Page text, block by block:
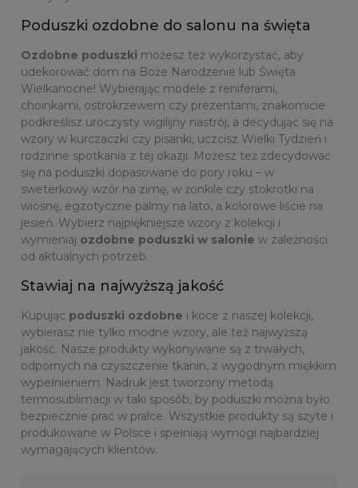
Poduszki ozdobne do salonu na święta
Ozdobne poduszki możesz też wykorzystać, aby
udekorować dom na Boże Narodzenie lub Święta
Wielkanocne! Wybierając modele z reniferami,
choinkami, ostrokrzewem czy prezentami, znakomicie
podkreślisz uroczysty wigilijny nastrój, a decydując się na
wzory w kurczaczki czy pisanki, uczcisz Wielki Tydzień i
rodzinne spotkania z tej okazji. Możesz też zdecydować
się na poduszki dopasowane do pory roku – w
sweterkowy wzór na zimę, w żonkile czy stokrotki na
wiosnę, egzotyczne palmy na lato, a kolorowe liście na
jesień. Wybierz najpiękniejsze wzory z kolekcji i
wymieniaj ozdobne poduszki w salonie w zależności
od aktualnych potrzeb.
Stawiaj na najwyższą jakość
Kupując poduszki ozdobne i koce z naszej kolekcji,
wybierasz nie tylko modne wzory, ale też najwyższą
jakość. Nasze produkty wykonywane są z trwałych,
odpornych na czyszczenie tkanin, z wygodnym miękkim
wypełnieniem. Nadruk jest tworzony metodą
termosublimacji w taki sposób, by poduszki można było
bezpiecznie prać w pralce. Wszystkie produkty są szyte i
produkowane w Polsce i spełniają wymogi najbardziej
wymagających klientów.